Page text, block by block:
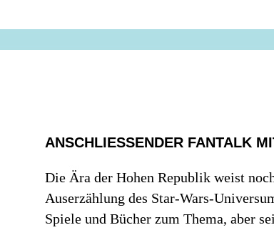
ANSCHLIESSENDER FANTALK
Die Ära der Hohen Republik weist
Auserzählung des Star-Wars-
Spiele und Bücher zum Thema, aber